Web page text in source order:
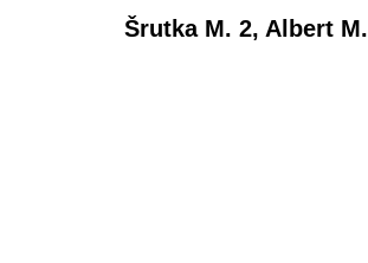
Šrutka M. 2, Albert M.